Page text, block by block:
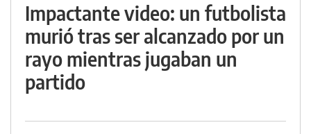
Impactante video: un futbolista
murió tras ser alcanzado por un
rayo mientras jugaban un
partido